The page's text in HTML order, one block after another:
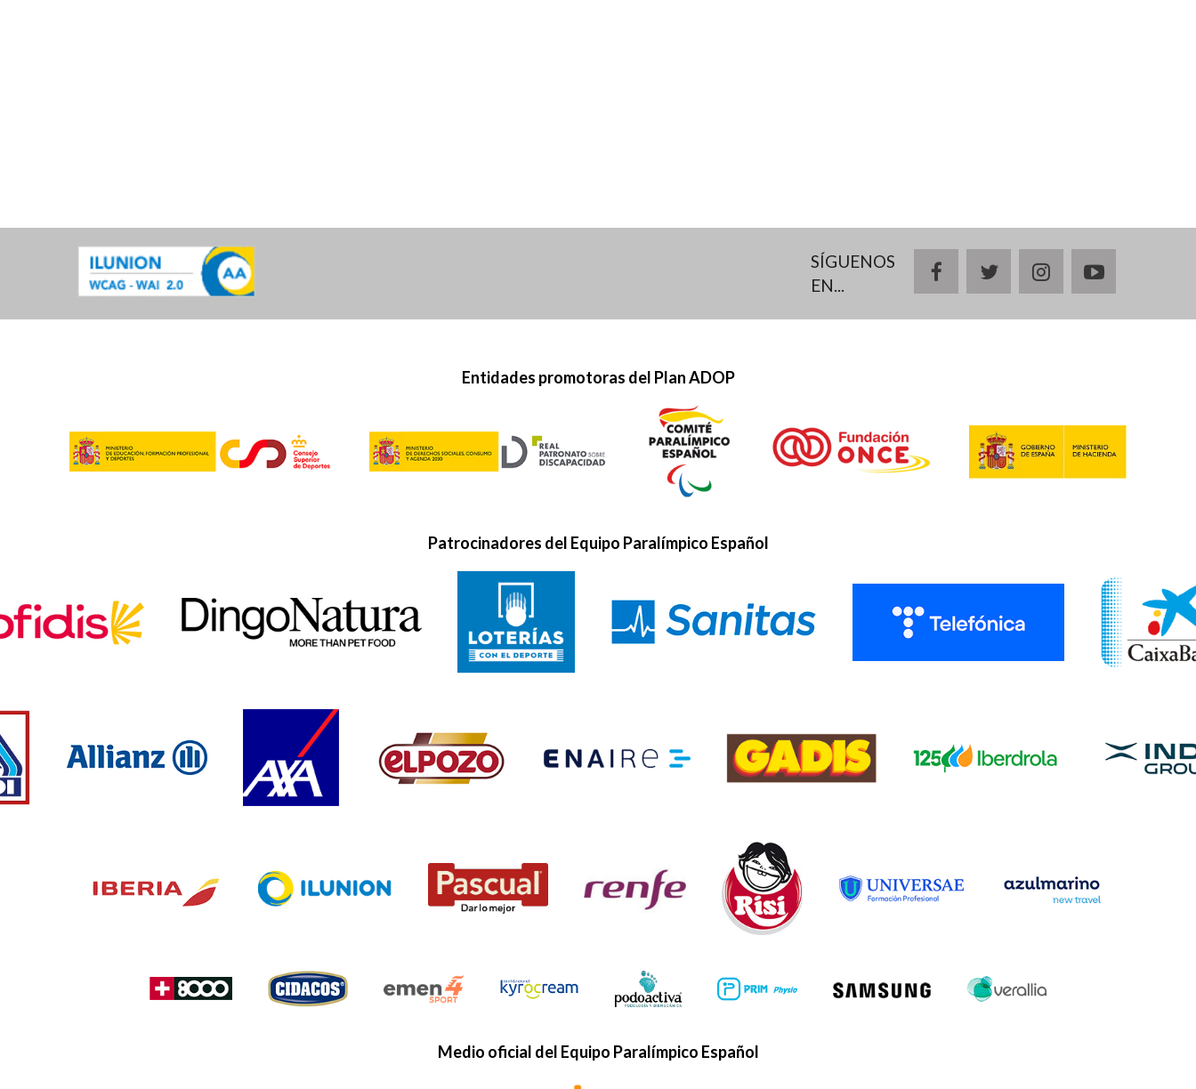
SÍGUENOS
EN...
facebooktwitterinstagramyoutube
Entidades promotoras del Plan ADOP
Patrocinadores del Equipo Paralímpico Español
Medio oficial del Equipo Paralímpico Español